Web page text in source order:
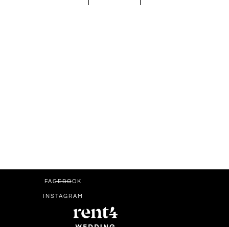
FACEBOOK
INSTAGRAM